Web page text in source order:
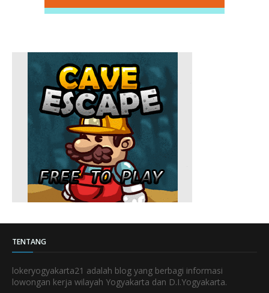
TENTANG
lokeryogyakarta21 adalah blog yang berbagi informasi
lowongan kerja wilayah Yogyakarta dan D.I.Yogyakarta.